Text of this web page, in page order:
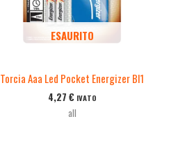
ESAURITO
Torcia Aaa Led Pocket Energizer Bl1
4,27 € IVATO
all